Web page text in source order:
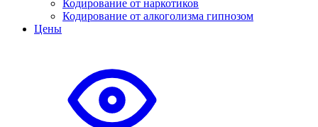
Кодирование от наркотиков
Кодирование от алкоголизма гипнозом
Цены